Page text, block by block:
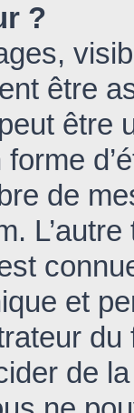
?
être
peut
de
et
de